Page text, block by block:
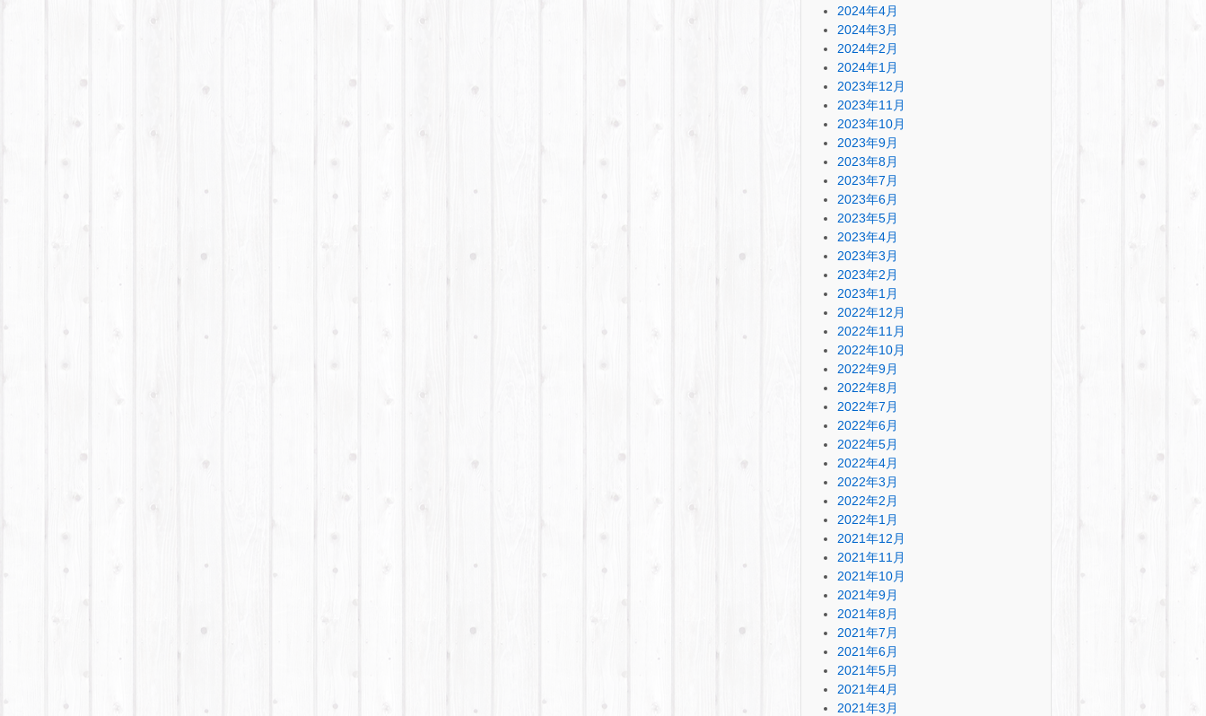
2024年4月
2024年3月
2024年2月
2024年1月
2023年12月
2023年11月
2023年10月
2023年9月
2023年8月
2023年7月
2023年6月
2023年5月
2023年4月
2023年3月
2023年2月
2023年1月
2022年12月
2022年11月
2022年10月
2022年9月
2022年8月
2022年7月
2022年6月
2022年5月
2022年4月
2022年3月
2022年2月
2022年1月
2021年12月
2021年11月
2021年10月
2021年9月
2021年8月
2021年7月
2021年6月
2021年5月
2021年4月
2021年3月